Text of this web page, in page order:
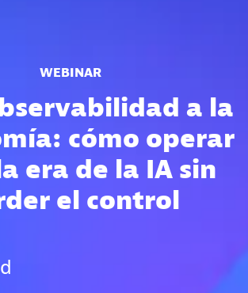
WEBINAR
a la
cómo operar
era de la IA sin
el control